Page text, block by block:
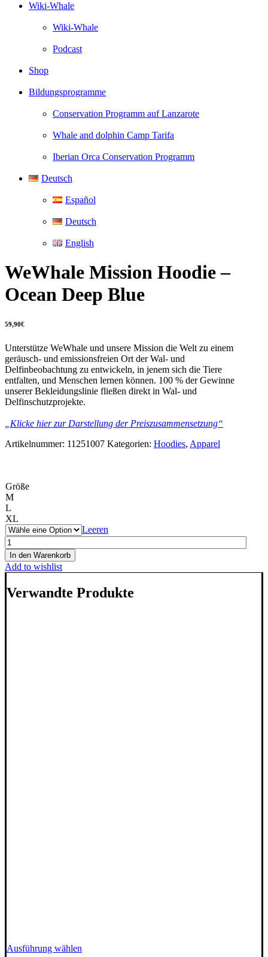
Wiki-Whale
Wiki-Whale
Podcast
Shop
Bildungsprogramme
Conservation Programm auf Lanzarote
Whale and dolphin Camp Tarifa
Iberian Orca Conservation Programm
Deutsch
Español
Deutsch
English
WeWhale Mission Hoodie –
Ocean Deep Blue
59,90€
Unterstütze WeWhale und unsere Mission die Welt zu einem
geräusch- und emissionsfreien Ort der Wal- und
Delfinbeobachtung zu entwickeln, in jenem sich die Tiere
entfalten, und Menschen lernen können. 100 % der Gewinne
unserer Bekleidungslinie fließen direkt in Wal- und
Delfinschutzprojekte.
„Klicke hier zur Darstellung der Preiszusammensetzung“
Artikelnummer: 11251007 Kategorien: Hoodies, Apparel
Größe
M
L
XL
Leeren
WeWhale
Mission
Hoodie
-
Deep
In den Warenkorb
Add to wishlist
Verwandte Produkte
Ausführung wählen